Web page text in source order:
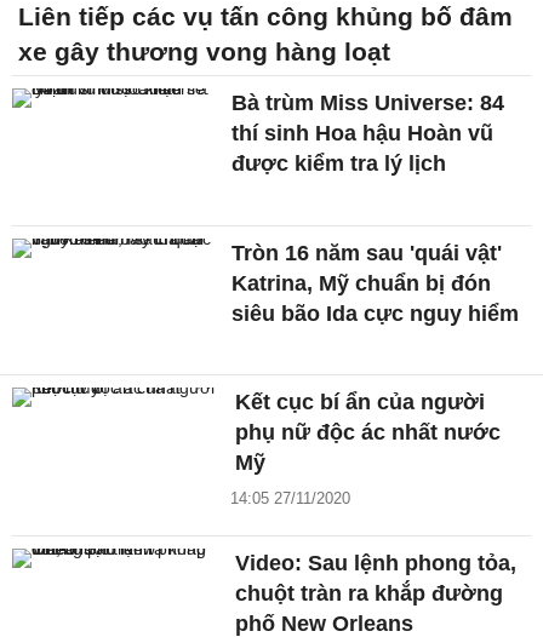
Liên tiếp các vụ tấn công khủng bố đâm
xe gây thương vong hàng loạt
Bà trùm Miss Universe: 84
thí sinh Hoa hậu Hoàn vũ
được kiểm tra lý lịch
Tròn 16 năm sau 'quái vật'
Katrina, Mỹ chuẩn bị đón
siêu bão Ida cực nguy hiểm
Kết cục bí ẩn của người
phụ nữ độc ác nhất nước
Mỹ
14:05 27/11/2020
Video: Sau lệnh phong tỏa,
chuột tràn ra khắp đường
phố New Orleans